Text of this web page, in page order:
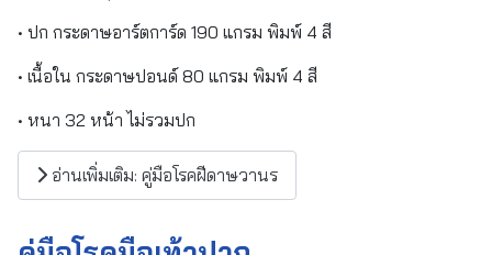
• ปก กระดาษอาร์ตการ์ด 190 แกรม พิมพ์ 4 สี
• เนื้อใน กระดาษปอนด์ 80 แกรม พิมพ์ 4 สี
• หนา 32 หน้า ไม่รวมปก
อ่านเพิ่มเติม: คู่มือโรคฝีดาษวานร